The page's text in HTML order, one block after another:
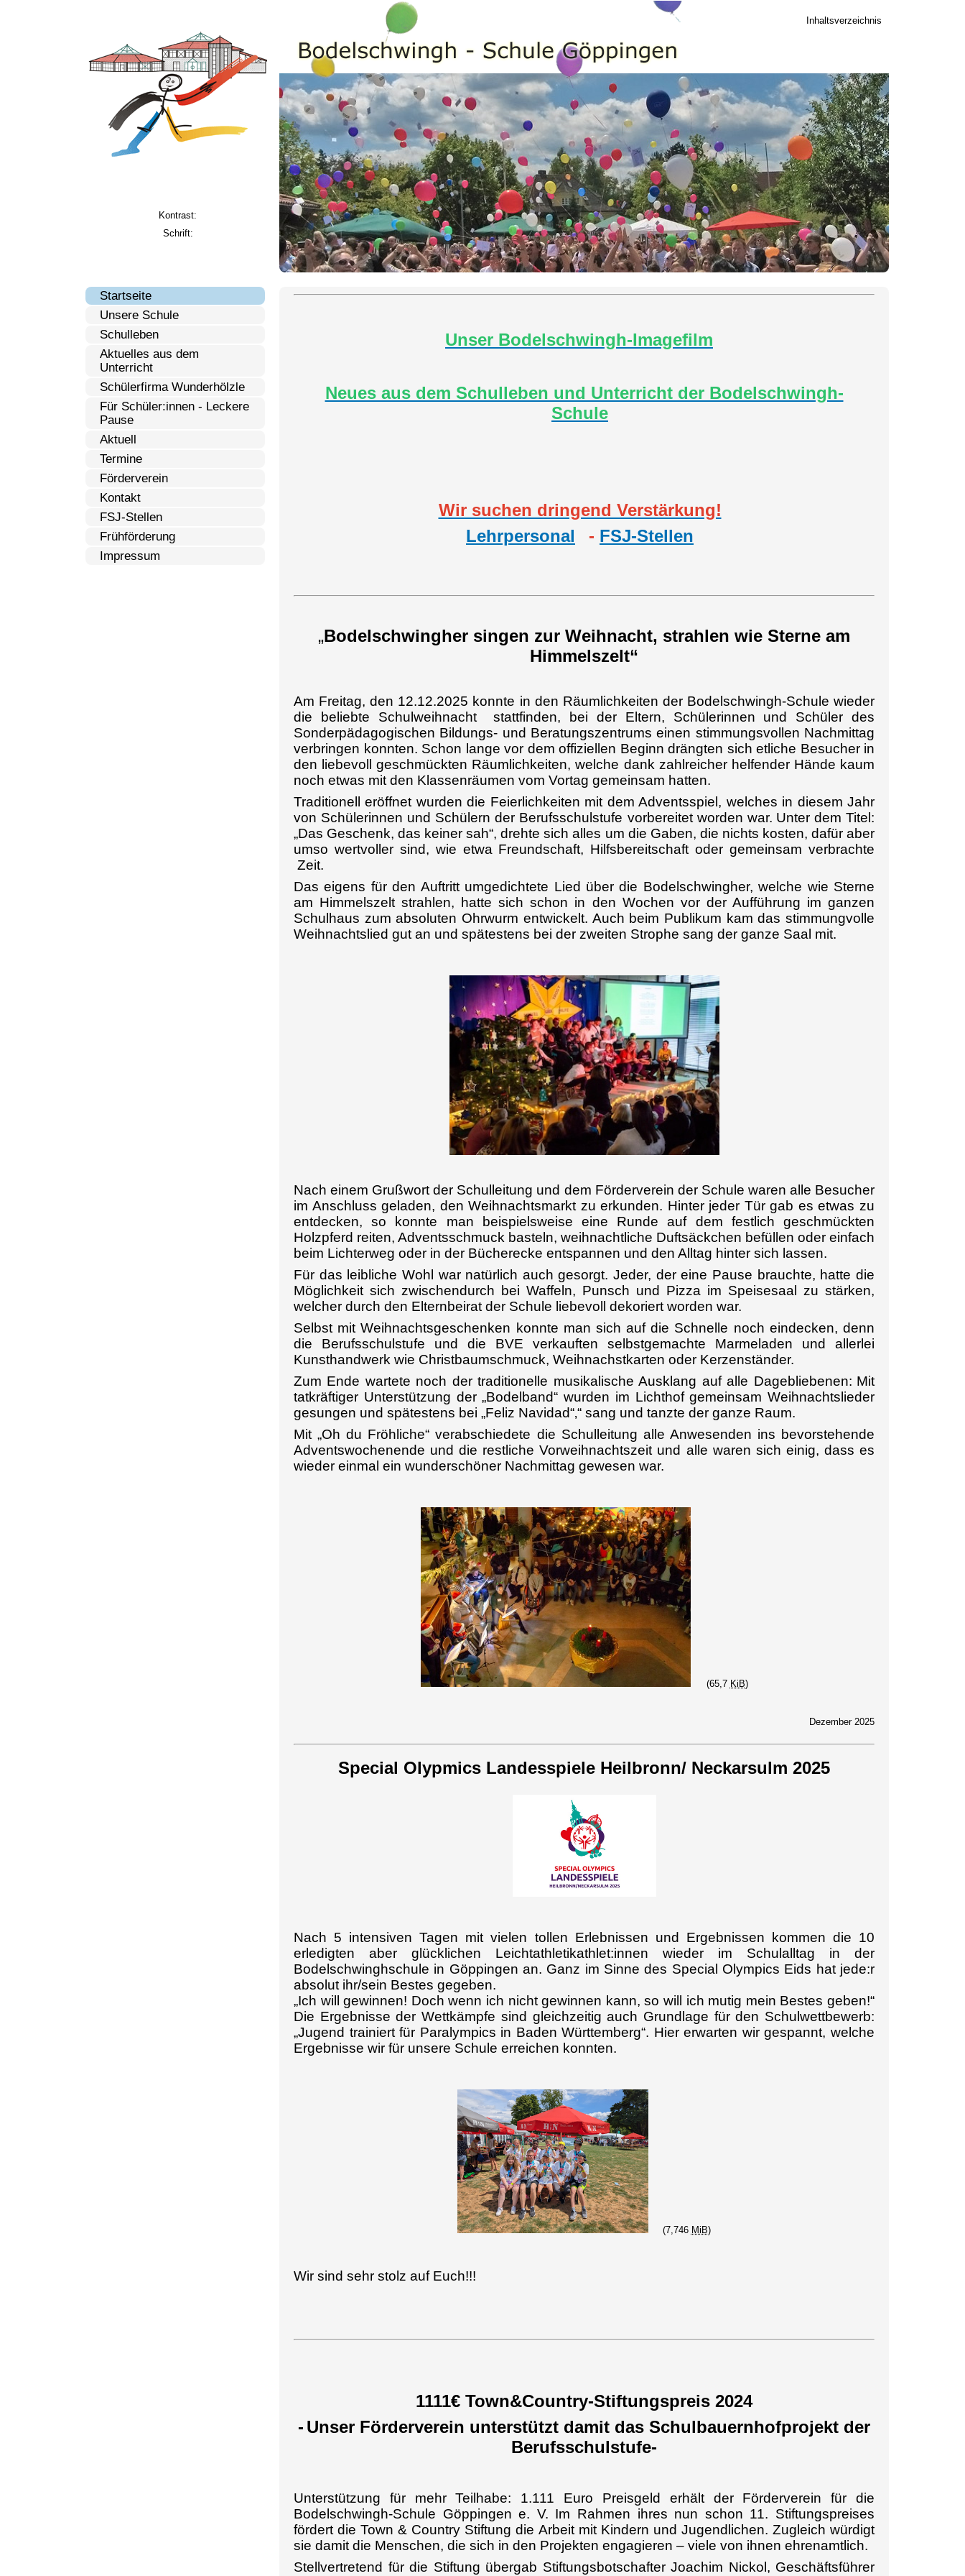
Kontrast:
Schrift:
Inhaltsverzeichnis
Startseite
Unsere Schule
Schulleben
Aktuelles aus dem
Unterricht
Schülerfirma Wunderhölzle
Für Schüler:innen - Leckere
Pause
Aktuell
Termine
Förderverein
Kontakt
FSJ-Stellen
Frühförderung
Impressum
Unser Bodelschwingh-Imagefilm
Neues aus dem Schulleben und Unterricht der Bodelschwingh-
Schule
Wir suchen dringend Verstärkung!
Lehrpersonal
- FSJ-Stellen
„Bodelschwingher singen zur Weihnacht, strahlen wie Sterne am
Himmelszelt“
Am Freitag, den 12.12.2025 konnte in den Räumlichkeiten der Bodelschwingh-Schule wieder
die beliebte Schulweihnacht stattfinden, bei der Eltern, Schülerinnen und Schüler des
Sonderpädagogischen Bildungs- und Beratungszentrums einen stimmungsvollen Nachmittag
verbringen konnten. Schon lange vor dem offiziellen Beginn drängten sich etliche Besucher in
den liebevoll geschmückten Räumlichkeiten, welche dank zahlreicher helfender Hände kaum
noch etwas mit den Klassenräumen vom Vortag gemeinsam hatten.
Traditionell eröffnet wurden die Feierlichkeiten mit dem Adventsspiel, welches in diesem Jahr
von Schülerinnen und Schülern der Berufsschulstufe vorbereitet worden war. Unter dem Titel:
„Das Geschenk, das keiner sah“, drehte sich alles um die Gaben, die nichts kosten, dafür aber
umso wertvoller sind, wie etwa Freundschaft, Hilfsbereitschaft oder gemeinsam verbrachte
Zeit.
Das eigens für den Auftritt umgedichtete Lied über die Bodelschwingher, welche wie Sterne
am Himmelszelt strahlen, hatte sich schon in den Wochen vor der Aufführung im ganzen
Schulhaus zum absoluten Ohrwurm entwickelt. Auch beim Publikum kam das stimmungvolle
Weihnachtslied gut an und spätestens bei der zweiten Strophe sang der ganze Saal mit.
Nach einem Grußwort der Schulleitung und dem Förderverein der Schule waren alle Besucher
im Anschluss geladen, den Weihnachtsmarkt zu erkunden. Hinter jeder Tür gab es etwas zu
entdecken, so konnte man beispielsweise eine Runde auf dem festlich geschmückten
Holzpferd reiten, Adventsschmuck basteln, weihnachtliche Duftsäckchen befüllen oder einfach
beim Lichterweg oder in der Bücherecke entspannen und den Alltag hinter sich lassen.
Für das leibliche Wohl war natürlich auch gesorgt. Jeder, der eine Pause brauchte, hatte die
Möglichkeit sich zwischendurch bei Waffeln, Punsch und Pizza im Speisesaal zu stärken,
welcher durch den Elternbeirat der Schule liebevoll dekoriert worden war.
Selbst mit Weihnachtsgeschenken konnte man sich auf die Schnelle noch eindecken, denn
die Berufsschulstufe und die BVE verkauften selbstgemachte Marmeladen und allerlei
Kunsthandwerk wie Christbaumschmuck, Weihnachstkarten oder Kerzenständer.
Zum Ende wartete noch der traditionelle musikalische Ausklang auf alle Dagebliebenen: Mit
tatkräftiger Unterstützung der „Bodelband“ wurden im Lichthof gemeinsam Weihnachtslieder
gesungen und spätestens bei „Feliz Navidad“‚“ sang und tanzte der ganze Raum.
Mit „Oh du Fröhliche“ verabschiedete die Schulleitung alle Anwesenden ins bevorstehende
Adventswochenende und die restliche Vorweihnachtszeit und alle waren sich einig, dass es
wieder einmal ein wunderschöner Nachmittag gewesen war.
(65,7 KiB)
Dezember 2025
Special Olypmics Landesspiele Heilbronn/ Neckarsulm 2025
Nach 5 intensiven Tagen mit vielen tollen Erlebnissen und Ergebnissen kommen die 10
erledigten aber glücklichen Leichtathletikathlet:innen wieder im Schulalltag in der
Bodelschwinghschule in Göppingen an. Ganz im Sinne des Special Olympics Eids hat jede:r
absolut ihr/sein Bestes gegeben.
„Ich will gewinnen! Doch wenn ich nicht gewinnen kann, so will ich mutig mein Bestes geben!“
Die Ergebnisse der Wettkämpfe sind gleichzeitig auch Grundlage für den Schulwettbewerb:
„Jugend trainiert für Paralympics in Baden Württemberg“. Hier erwarten wir gespannt, welche
Ergebnisse wir für unsere Schule erreichen konnten.
(7,746 MiB)
Wir sind sehr stolz auf Euch!!!
1111€ Town&Country-Stiftungspreis 2024
- Unser Förderverein unterstützt damit das Schulbauernhofprojekt der
Berufsschulstufe-
Unterstützung für mehr Teilhabe: 1.111 Euro Preisgeld erhält der Förderverein für die
Bodelschwingh-Schule Göppingen e. V. Im Rahmen ihres nun schon 11. Stiftungspreises
fördert die Town & Country Stiftung die Arbeit mit Kindern und Jugendlichen. Zugleich würdigt
sie damit die Menschen, die sich in den Projekten engagieren – viele von ihnen ehrenamtlich.
Stellvertretend für die Stiftung übergab Stiftungsbotschafter Joachim Nickol, Geschäftsführer